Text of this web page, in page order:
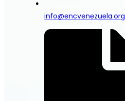
info@encvenezuela.org